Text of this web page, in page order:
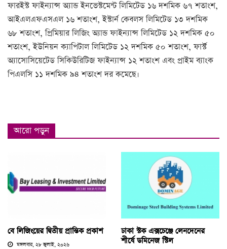
ফারইস্ট ফাইন্যান্স অ্যান্ড ইনভেস্টমেন্ট লিমিটেড ১৬ দশমিক ৬৭ শতাংশ,
আইএলএফএসএল ১৬ শতাংশ, ইস্টার্ন কেবলস লিমিটেড ১৩ দশমিক
৬৮ শতাংশ, প্রিমিয়ার লিজিং অ্যান্ড ফাইন্যান্স লিমিটেড ১২ দশমিক ৫০
শতাংশ, ইউনিয়ন ক্যাপিটাল লিমিটেড ১২ দশমিক ৫০ শতাংশ, ফার্স্ট
অ্যাসোসিয়েটেড সিকিউরিটিজ ফাইন্যান্স ১২ শতাংশ এবং প্রাইম ব্যাংক
পিএলসি ১১ দশমিক ৯৪ শতাংশ দর কমেছে।
আরো পড়ুন
বে লিজিংয়ের দ্বিতীয় প্রান্তিক প্রকাশ
মঙ্গলবার, ২৮ জুলাই, ২০২৬
ঢাকা স্টক এক্সচেঞ্জে লেনদেনের
শীর্ষে ডমিনেজ স্টিল